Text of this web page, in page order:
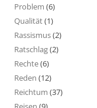
Problem (6)
Qualität(1)
Rassismus(2)
Ratschlag(2)
Rechte(6)
Reden (12)
Reichtum (37)